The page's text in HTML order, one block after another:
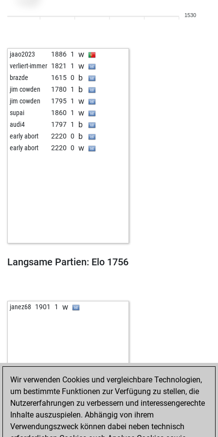
1530
jaao2023 1886 1 w
verliert-immer 1821 1 w
brazde 1615 0 b
jim cowden 1780 1 b
jim cowden 1795 1 w
supai 1860 1 w
audi4 1797 1 b
early abort 2220 0 b
early abort 2220 0 w
Langsame Partien: Elo 1756
janez68 1901 1 w
Wir verwenden Cookies und vergleichbare Technologien,
um bestimmte Funktionen zur Verfügung zu stellen, die
Nutzererfahrungen zu verbessern und interessengerechte
Inhalte auszuspielen. Abhängig von ihrem
Verwendungszweck können dabei neben technisch